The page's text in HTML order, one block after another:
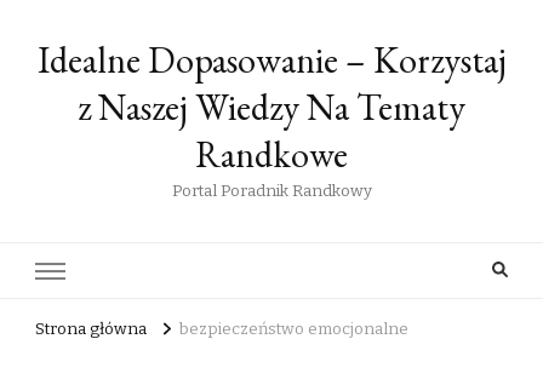
Idealne Dopasowanie – Korzystaj
z Naszej Wiedzy Na Tematy
Randkowe
Portal Poradnik Randkowy
Strona główna bezpieczeństwo emocjonalne